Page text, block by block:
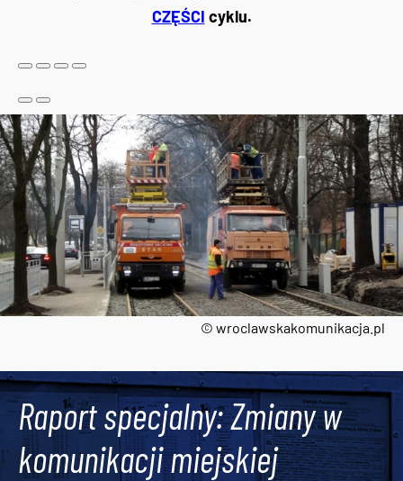
© wroclawskakomunikacja.pl
CZĘŚCI cyklu.
Raport specjalny: Zmiany w
komunikacji miejskiej